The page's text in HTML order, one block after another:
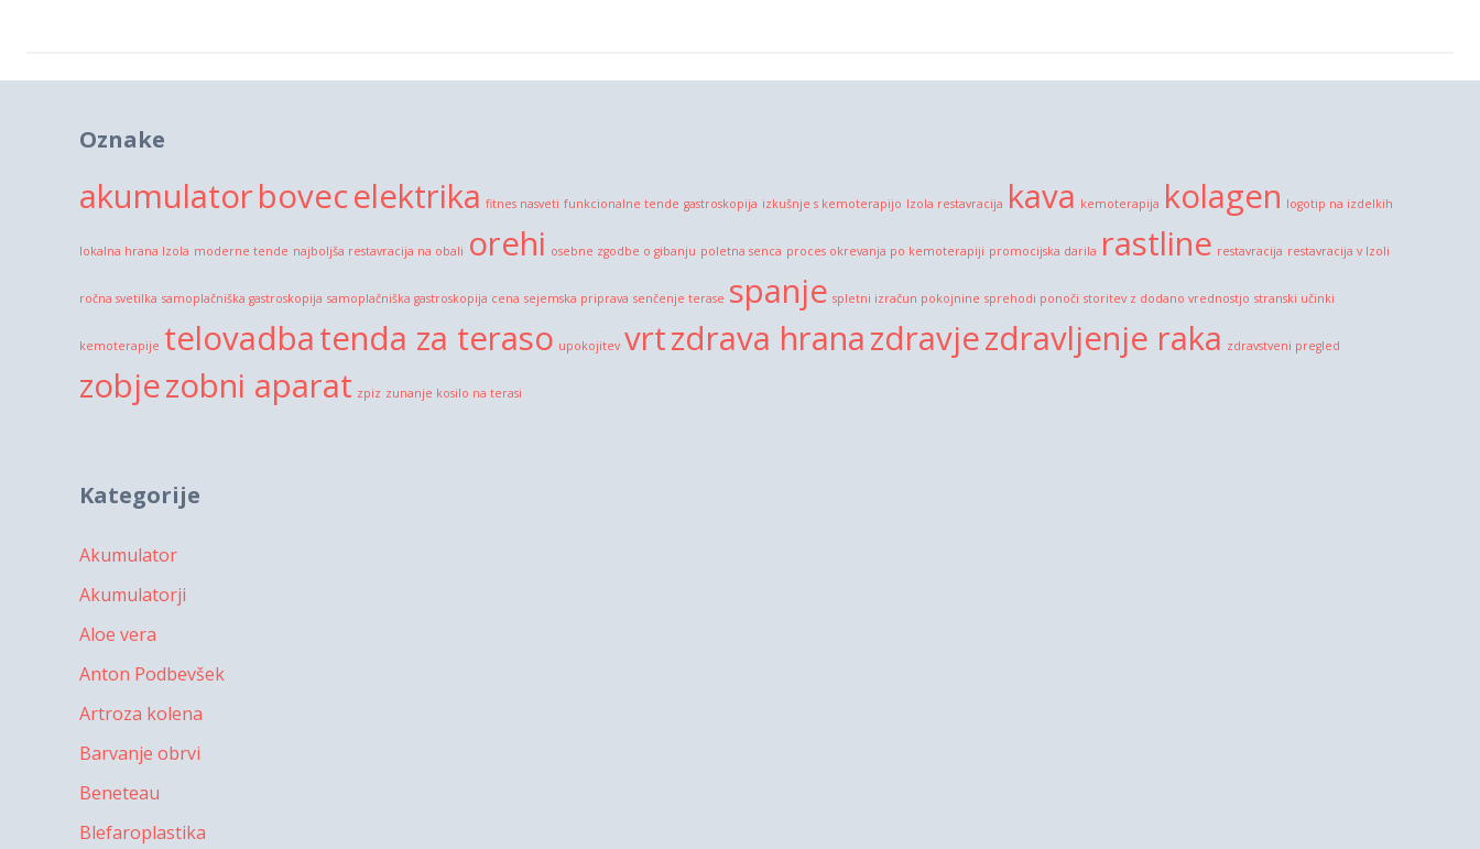
Oznake
akumulatorbovecelektrika fitnes nasveti funkcionalne tende gastroskopija izkušnje s kemoterapijo Izola restavracija kava kemoterapija kolagen logotip na izdelkih
lokalna hrana Izola moderne tende najboljša restavracija na obali orehi osebne zgodbe o gibanju poletna senca proces okrevanja po kemoterapiji promocijska darila rastline restavracija restavracija v Izoli
ročna svetilka samoplačniška gastroskopija samoplačniška gastroskopija cena sejemska priprava senčenje terase spanje spletni izračun pokojnine sprehodi ponoči storitev z dodano vrednostjo stranski učinki
kemoterapije telovadbatenda za teraso upokojitev vrtzdrava hranazdravjezdravljenje raka zdravstveni pregled
zobjezobni aparat zpiz zunanje kosilo na terasi
Kategorije
Akumulator
Akumulatorji
Aloe vera
Anton Podbevšek
Artroza kolena
Barvanje obrvi
Beneteau
Blefaroplastika